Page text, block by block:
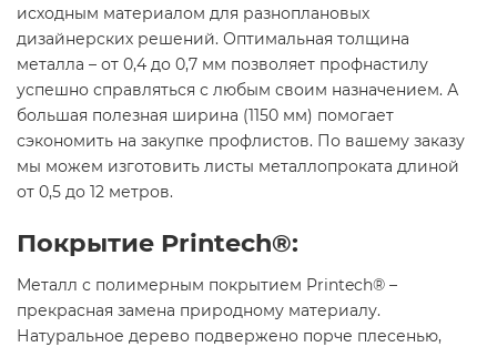
исходным материалом для разноплановых
дизайнерских решений. Оптимальная толщина
металла – от 0,4 до 0,7 мм позволяет профнастилу
успешно справляться с любым своим назначением. А
большая полезная ширина (1150 мм) помогает
сэкономить на закупке профлистов. По вашему заказу
мы можем изготовить листы металлопроката длиной
от 0,5 до 12 метров.
Покрытие Printech®:
Металл с полимерным покрытием Printech® –
прекрасная замена природному материалу.
Натуральное дерево подвержено порче плесенью,